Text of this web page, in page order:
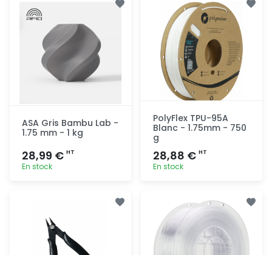
rapide
ASA Gris Bambu Lab -
1.75 mm - 1 kg
28,99 € HT
En stock
PolyFlex TPU-95A
Blanc - 1.75mm - 750
g
28,88 € HT
En stock
rapide